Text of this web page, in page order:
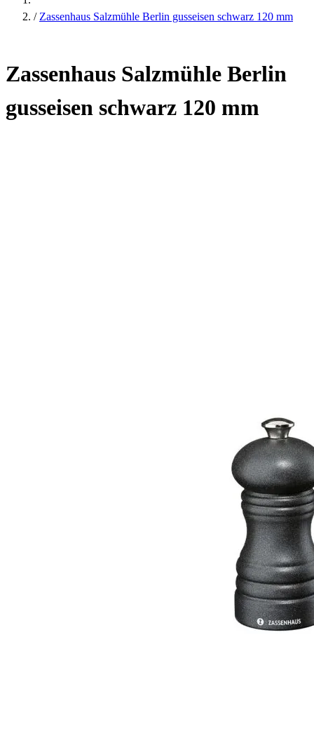
/ Zassenhaus Salzmühle Berlin gusseisen schwarz 120 mm
Zassenhaus Salzmühle Berlin
gusseisen schwarz 120 mm